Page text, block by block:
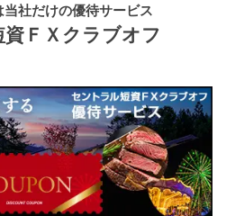
当社だけの優待サービス
ＦＸ クラブオフ